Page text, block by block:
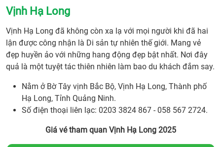
Vịnh Hạ Long
Vịnh Hạ Long đã không còn xa lạ với mọi người khi đã hai
lận được công nhận là Di sản tự nhiên thế giới. Mang vẻ
đẹp huyền ảo với những hang động đẹp bật nhất. Nơi đây
quả là một tuyệt tác thiên nhiên làm bao du khách đắm say.
Nằm ở Bờ Tây vịnh Bắc Bộ, Vịnh Hạ Long, Thành phố
Hạ Long, Tỉnh Quảng Ninh.
Số điện thoại liên lạc: 0203 3824 867 - 058 567 2724.
Giá vé tham quan Vịnh Hạ Long 2025